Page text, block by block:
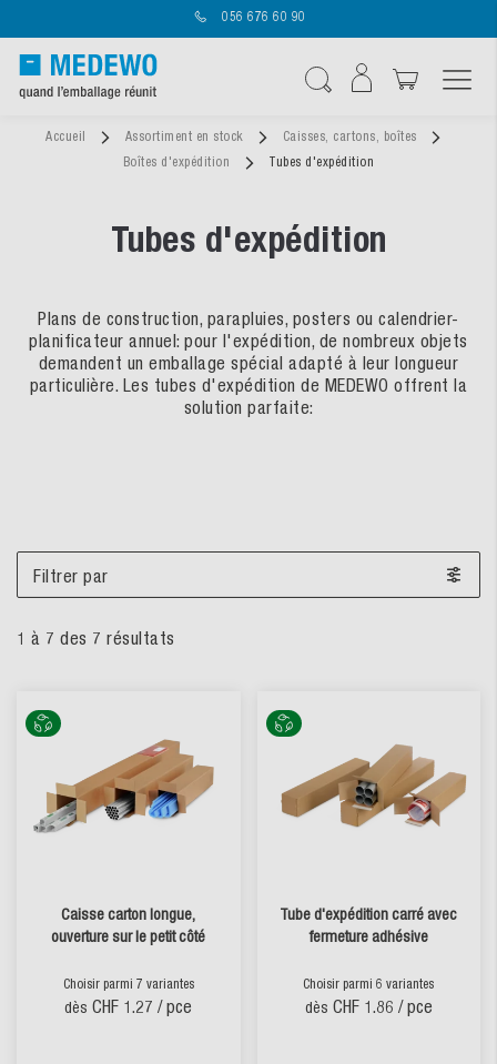
056 676 60 90
Accueil Assortiment en stock
Caisses, cartons, boîtes
Boîtes d'expédition
Tubes d'expédition
Tubes d'expédition
Plans de construction, parapluies, posters ou calendrier-
planificateur annuel: pour l'expédition, de nombreux objets
demandent un emballage spécial adapté à leur longueur
particulière. Les tubes d'expédition de MEDEWO offrent la
solution parfaite:
1 à 7 des 7 résultats
Caisse carton longue,
ouverture sur le petit côté
Choisir parmi 7 variantes
dès CHF 1.27 / pce
Tube d'expédition carré avec
fermeture adhésive
Choisir parmi 6 variantes
dès CHF 1.86 / pce
Filtrer par